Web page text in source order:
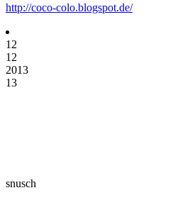
http://coco-colo.blogspot.de/
12
12
2013
13
snusch